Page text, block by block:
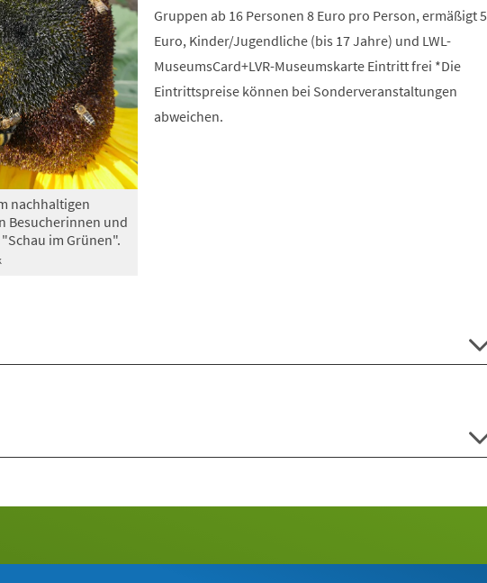
nachhaltigen
Besucherinnen und
im Grünen".
Gruppen ab 16 Personen 8 Euro pro Person, ermäßigt 5
Euro, Kinder/Jugendliche (bis 17 Jahre) und LWL-
MuseumsCard+LVR-Museumskarte Eintritt frei *Die
Eintrittspreise können bei Sonderveranstaltungen
abweichen.